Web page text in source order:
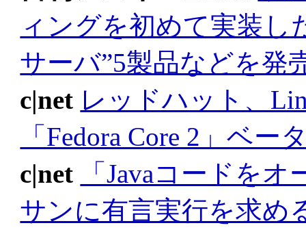
ィングを初めて実装し
サーバ”5製品などを発
c|net レッドハット、
「Fedora Core 2」ベー
c|net
「Javaコードを
サンに有言実行を求め